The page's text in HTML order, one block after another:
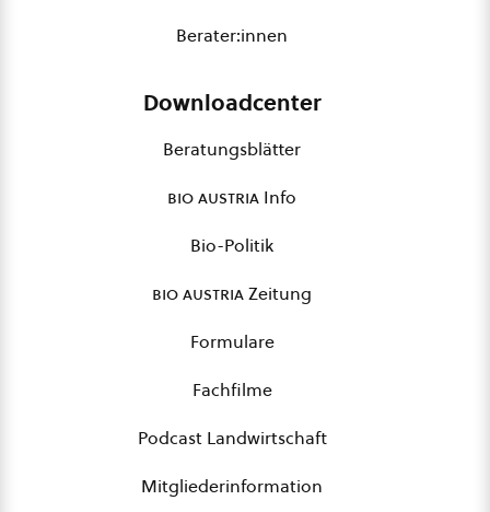
Berater:innen
Downloadcenter
Beratungsblätter
bio austria Info
Bio-Politik
bio austriaZeitung
Formulare
Fachfilme
Podcast Landwirtschaft
Mitgliederinformation